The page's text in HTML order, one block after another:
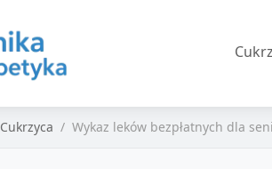
Cukrzyca Wykaz leków bezpłatnych dla